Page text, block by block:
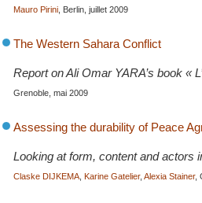
Mauro Pirini , Berlin, juillet 2009
The Western Sahara Conflict
Report on Ali Omar YARA’s book «
Grenoble, mai 2009
Assessing the durability of Peace
Looking at form, content and actors
Claske DIJKEMA Karine Gatelier, Alexia Stainer,